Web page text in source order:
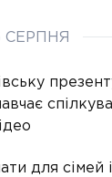
СЕРПНЯ
для сімей